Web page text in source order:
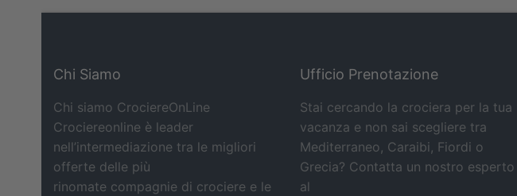
Chi Siamo
Chi siamo CrociereOnLine
Crociereonline è leader
nell’intermediazione tra le migliori
offerte delle più
rinomate compagnie di crociere e le
Ufficio Prenotazione
Stai cercando la crociera per la tua
vacanza e non sai scegliere tra
Mediterraneo, Caraibi, Fiordi o
Grecia? Contatta un nostro esperto
al